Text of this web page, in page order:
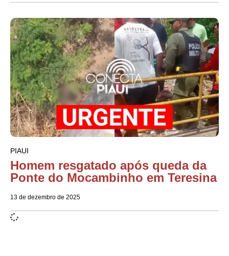
PIAUI
Homem resgatado após queda da
Ponte do Mocambinho em Teresina
13 de dezembro de 2025